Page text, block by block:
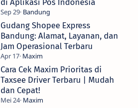
di Aplikasi Pos Indonesia
Gudang Shopee Express
Bandung: Alamat, Layanan, dan
Jam Operasional Terbaru
Cara Cek Maxim Prioritas di
Taxsee Driver Terbaru | Mudah
dan Cepat!